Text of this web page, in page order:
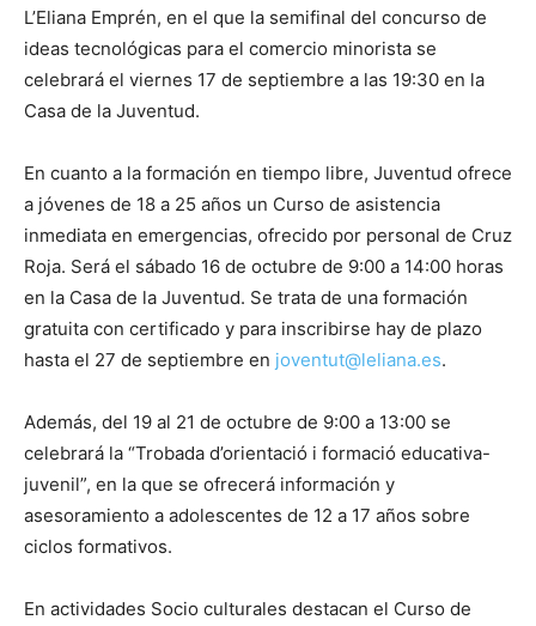
L’Eliana Emprén, en el que la semifinal del concurso de
ideas tecnológicas para el comercio minorista se
celebrará el viernes 17 de septiembre a las 19:30 en la
Casa de la Juventud.
En cuanto a la formación en tiempo libre, Juventud ofrece
a jóvenes de 18 a 25 años un Curso de asistencia
inmediata en emergencias, ofrecido por personal de Cruz
Roja. Será el sábado 16 de octubre de 9:00 a 14:00 horas
en la Casa de la Juventud. Se trata de una formación
gratuita con certificado y para inscribirse hay de plazo
hasta el 27 de septiembre en joventut@leliana.es.
Además, del 19 al 21 de octubre de 9:00 a 13:00 se
celebrará la “Trobada d’orientació i formació educativa-
juvenil”, en la que se ofrecerá información y
asesoramiento a adolescentes de 12 a 17 años sobre
ciclos formativos.
En actividades Socio culturales destacan el Curso de